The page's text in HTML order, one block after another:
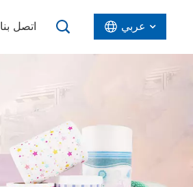
اتصل بنا عربي
عربي